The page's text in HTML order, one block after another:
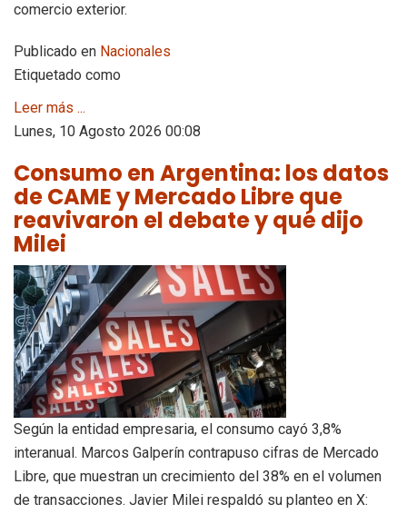
comercio exterior.
Publicado en Nacionales
Etiquetado como
Leer más ...
Lunes, 10 Agosto 2026 00:08
Consumo en Argentina: los datos
de CAME y Mercado Libre que
reavivaron el debate y qué dijo
Milei
Según la entidad empresaria, el consumo cayó 3,8%
interanual. Marcos Galperín contrapuso cifras de Mercado
Libre, que muestran un crecimiento del 38% en el volumen
de transacciones. Javier Milei respaldó su planteo en X: